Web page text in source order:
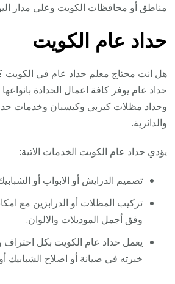
مناطق أو محافظات الكويت وعلى مدار
حداد عام الكويت
هل انت محتاج معلم حداد عام في الكويت
حداد عام يوفر كافة اعمال الحدادة بانواعها
وحداد مظلات كيربي وكيسبان وخدمات
والدائرية.
يؤدي حداد عام الكويت الخدمات الاتية:
تصميم الدرايش أو الابواب أو
تركيب المظلات أو الدرابزين مع
وفق أجمل الموديلات والالوان.
يعمل حداد عام الكويت بكل احتراف
خبرته في صيانة أو اصلاح الشبابيك